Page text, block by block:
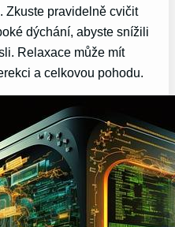
Zkuste pravidelně cvičit
dýchání, abyste snížili
Relaxace může mít
a celkovou pohodu.